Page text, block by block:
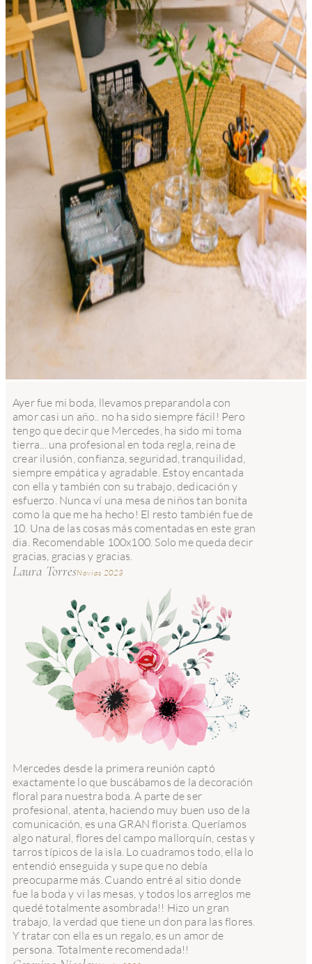
Ayer fue mi boda, llevamos preparandola con
amor casi un año.. no ha sido siempre fácil! Pero
tengo que decir que Mercedes, ha sido mi toma
tierra... una profesional en toda regla, reina de
crear ilusión, confianza, seguridad, tranquilidad,
siempre empática y agradable. Estoy encantada
con ella y también con su trabajo, dedicación y
esfuerzo. Nunca ví una mesa de niños tan bonita
como la que me ha hecho! El resto también fue de
10. Una de las cosas más comentadas en este gran
dia. Recomendable 100x100. Solo me queda decir
gracias, gracias y gracias.
Laura TorresNovias 2023
Mercedes desde la primera reunión captó
exactamente lo que buscábamos de la decoración
floral para nuestra boda. A parte de ser
profesional, atenta, haciendo muy buen uso de la
comunicación, es una GRAN florista. Queríamos
algo natural, flores del campo mallorquín, cestas y
tarros típicos de la isla. Lo cuadramos todo, ella lo
entendió enseguida y supe que no debía
preocuparme más. Cuando entré al sitio donde
fue la boda y vi las mesas, y todos los arreglos me
quedé totalmente asombrada!! Hizo un gran
trabajo, la verdad que tiene un don para las flores.
Y tratar con ella es un regalo, es un amor de
persona. Totalmente recomendada!!